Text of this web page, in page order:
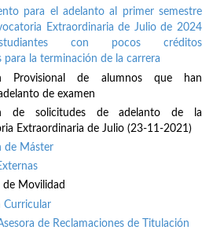
para el adelanto al primer semestre
Extraordinaria de Julio de 2024
con pocos créditos
para la terminación de la carrera
Provisional de alumnos que han
de examen
de solicitudes de adelanto de la
Extraordinaria de Julio (23-11-2021)
de Máster
de Movilidad
Curricular
de Reclamaciones de Titulación